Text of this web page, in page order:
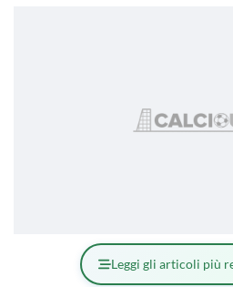
Leggi gli articoli più